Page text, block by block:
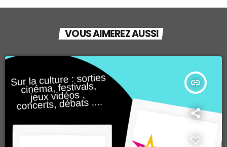
VOUS AIMEREZ AUSSI
insert_link